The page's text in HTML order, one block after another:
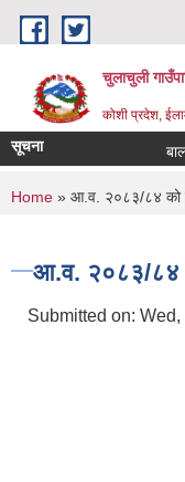
Skip to main content
चुलाचुली
कोशी प्रदेश,
सूचना बाल
You are
Home » आ.व. २०८३/८४ को
आ.व. २०८३/८४
Submitted on: Wed,